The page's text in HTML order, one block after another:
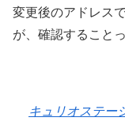
変更後のアドレス
が、確認すること
キュリオステー